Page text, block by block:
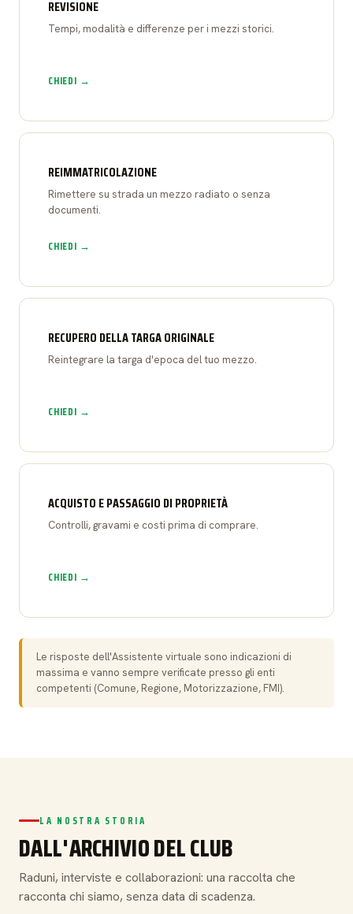
REVISIONE
Tempi, modalità e differenze per i mezzi storici.
CHIEDI →
REIMMATRICOLAZIONE
Rimettere su strada un mezzo radiato o senza
documenti.
CHIEDI →
RECUPERO DELLA TARGA ORIGINALE
Reintegrare la targa d'epoca del tuo mezzo.
CHIEDI →
ACQUISTO E PASSAGGIO DI PROPRIETÀ
Controlli, gravami e costi prima di comprare.
CHIEDI →
Le risposte dell'Assistente virtuale sono indicazioni di
massima e vanno sempre verificate presso gli enti
competenti (Comune, Regione, Motorizzazione, FMI).
LA NOSTRA STORIA
DALL'ARCHIVIO DEL CLUB
Raduni, interviste e collaborazioni: una raccolta che
racconta chi siamo, senza data di scadenza.